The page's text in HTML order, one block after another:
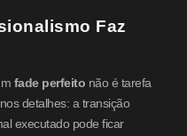
Faz
fade perfeito não é tarefa
detalhes: a transição
executado pode ficar